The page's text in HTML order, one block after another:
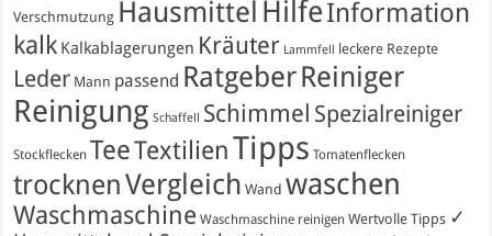
Verschmutzung Hausmittel HilfeInformation
kalk Kalkablagerungen Kräuter Lammfell leckere Rezepte
Leder Mann passend RatgeberReiniger
Reinigung Schaffell Schimmel Spezialreiniger
Stockflecken TeeTextilienTipps Tomatenflecken
trocknenVergleich Wand waschen
Waschmaschine Waschmaschine reinigen Wertvolle Tipps ✓